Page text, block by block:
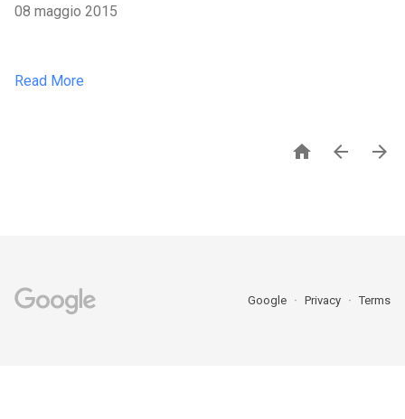
08 maggio 2015
Read More
  
Google Privacy Terms